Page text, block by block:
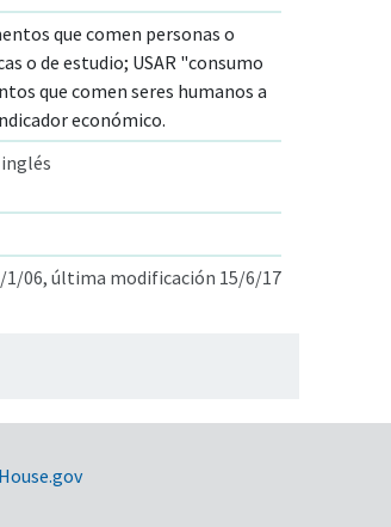
que comen personas o
o de estudio; USAR "consumo
que comen seres humanos a
económico.
inglés
1/06, última modificación 15/6/17